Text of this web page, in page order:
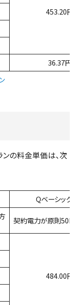
453.20円
36.37円
の料金単価は、次
Qベーシック
契約電力が原則
484.00円